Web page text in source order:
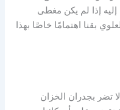
إليه إذا لم يكن مغطى
بقنا اهتمامًا خاصًا بهذا
تضر بجدران الخزان